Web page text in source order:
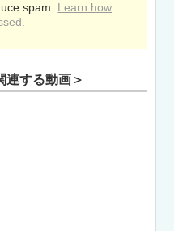
spam. Learn how
する動画＞